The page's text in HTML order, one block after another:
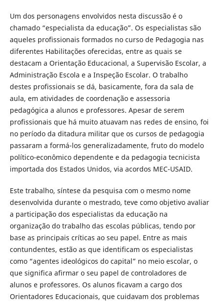
Um dos personagens envolvidos nesta discussão é o
chamado “especialista da educação”. Os especialistas são
aqueles profissionais formados no curso de Pedagogia nas
diferentes Habilitações oferecidas, entre as quais se
destacam a Orientação Educacional, a Supervisão Escolar, a
Administração Escola e a Inspeção Escolar. O trabalho
destes profissionais se dá, basicamente, fora da sala de
aula, em atividades de coordenação e assessoria
pedagógica a alunos e professores. Apesar de serem
profissionais que há muito atuavam nas redes de ensino, foi
no período da ditadura militar que os cursos de pedagogia
passaram a formá-los generalizadamente, fruto do modelo
político-econômico dependente e da pedagogia tecnicista
importada dos Estados Unidos, via acordos MEC-USAID.
Este trabalho, síntese da pesquisa com o mesmo nome
desenvolvida durante o mestrado, teve como objetivo avaliar
a participação dos especialistas da educação na
organização do trabalho das escolas públicas, tendo por
base as principais críticas ao seu papel. Entre as mais
contundentes, estão as que identificam os especialistas
como “agentes ideológicos do capital” no meio escolar, o
que significa afirmar o seu papel de controladores de
alunos e professores. Os alunos ficavam a cargo dos
Orientadores Educacionais, que cuidavam dos problemas